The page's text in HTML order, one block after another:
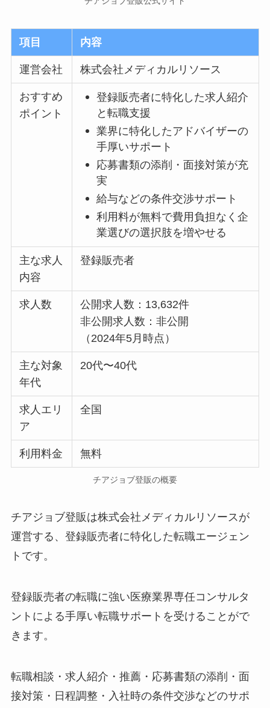
項目 内容
運営会社 株式会社メディカルリソース
おすすめ
ポイント
登録販売者に特化した求人紹介
と転職支援
業界に特化したアドバイザーの
手厚いサポート
応募書類の添削・面接対策が充
実
給与などの条件交渉サポート
利用料が無料で費用負担なく企
業選びの選択肢を増やせる
主な求人
内容
登録販売者
求人数
公開求人数：13,632件
非公開求人数：非公開
（2024年5月時点）
主な対象
年代
20代〜40代
求人エリ
ア
全国
利用料金 無料
チアジョブ登販の概要
チアジョブ登販は株式会社メディカルリソースが
運営する、登録販売者に特化した転職エージェン
トです。
登録販売者の転職に強い医療業界専任コンサルタ
ントによる手厚い転職サポートを受けることがで
きます。
転職相談・求人紹介・推薦・応募書類の添削・面
接対策・日程調整・入社時の条件交渉などのサポ